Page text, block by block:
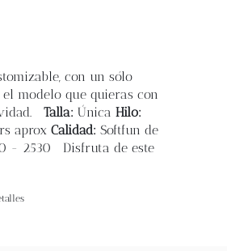
Blog
Contacto
con un sólo
modelo que quieras con
Talla: Única Hilo:
aprox Calidad: Softfun de
- 2530 Disfruta de este